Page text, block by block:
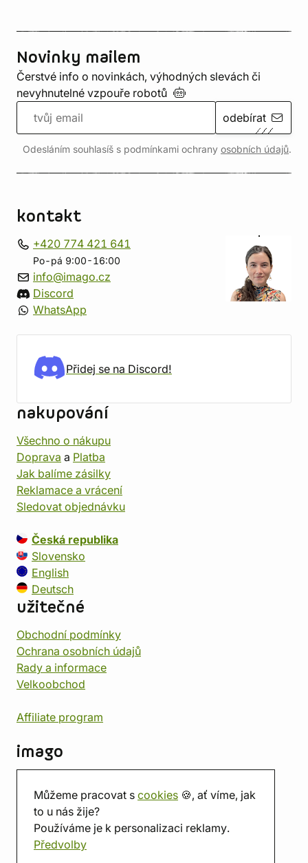
Můžeme pracovat s cookies 🍪, ať víme, jak
to u nás žije?
Používáme je k personalizaci reklamy.
Předvolby
Novinky mailem
Čerstvé info o novinkách, výhodných slevách či
nevyhnutelné vzpouře robotů
odebírat
Odesláním souhlasíš s podmínkami ochrany osobních údajů.
kontakt
+420 774 421 641
Po-pá 9:00-16:00
info@imago.cz
Discord
WhatsApp
Přidej se na Discord!
nakupování
Všechno o nákupu
Doprava a Platba
Jak balíme zásilky
Reklamace a vrácení
Sledovat objednávku
Česká republika
Slovensko
English
Deutsch
užitečné
Obchodní podmínky
Ochrana osobních údajů
Rady a informace
Velkoobchod
Affiliate program
imago
Prodejna
Herna
O nás
Hodnocení obchodu